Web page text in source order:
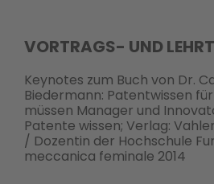
VORTRAGS- UND
Keynotes zum Buch von Dr.
Biedermann: Patentwissen
müssen Manager und
Patente wissen; Verlag:
/ Dozentin der Hochschule
meccanica feminale 2014